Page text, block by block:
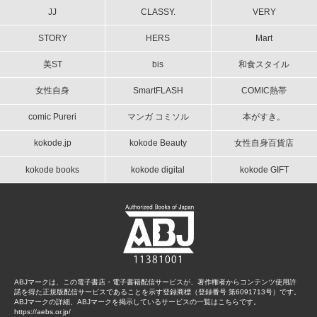
JJ CLASSY. VERY
STORY HERS Mart
美ST bis 和食スタイル
女性自身 SmartFLASH COMIC熱帯
comic Pureri マンガ コミソル 本がすき。
kokode.jp kokode Beauty 女性自身百貨店
kokode books kokode digital kokode GIFT
ABJマークは、この電子書店・電子書籍配信サービスが、著作権者からコンテンツ使用許
諾を得た正規版配信サービスであることを示す登録商標（登録番号 第6091713号）です。
ABJマークの詳細、ABJマークを掲示しているサービスの一覧はこちらです。
https://aebs.or.jp/